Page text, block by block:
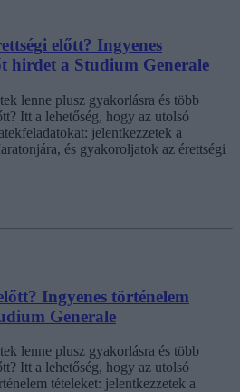
előtt? Ingyenes
hirdet a Studium Generale
lenne plusz gyakorlásra és több
Itt a lehetőség, hogy az utolsó
jelentkezzetek a
és gyakoroljatok az érettségi
Ingyenes történelem
Generale
lenne plusz gyakorlásra és több
Itt a lehetőség, hogy az utolsó
tételeket: jelentkezzetek a